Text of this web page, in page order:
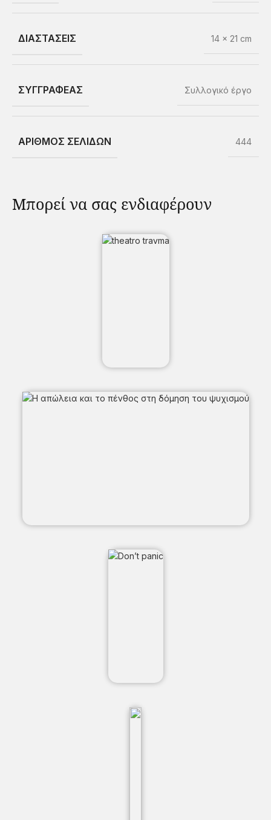
ΔΙΑΣΤΆΣΕΙΣ 14 × 21 cm
ΣΥΓΓΡΑΦΈΑΣ Συλλογικό έργο
ΑΡΙΘΜΌΣ ΣΕΛΊΔΩΝ 444
Μπορεί να σας ενδιαφέρουν